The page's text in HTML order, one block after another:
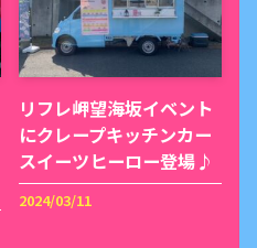
リフレ岬望海坂イベント
にクレープキッチンカー
スイーツヒーロー登場♪
2024/03/11